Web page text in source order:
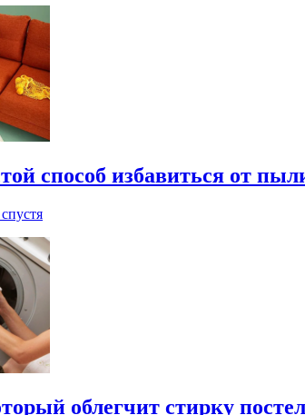
способ избавиться от
облегчит стирку